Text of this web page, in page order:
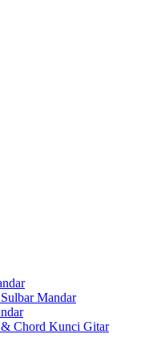
Mandar
Chord Kunci Gitar